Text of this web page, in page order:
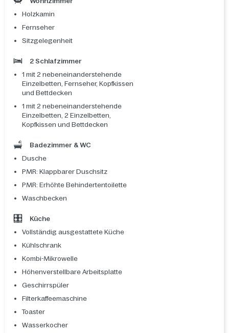
Holzkamin
Fernseher
Sitzgelegenheit
2 Schlafzimmer
1 mit 2 nebeneinanderstehende
Einzelbetten, Fernseher, Kopfkissen
und Bettdecken
1 mit 2 nebeneinanderstehende
Einzelbetten, 2 Einzelbetten,
Kopfkissen und Bettdecken
Badezimmer & WC
Dusche
PMR: Klappbarer Duschsitz
PMR: Erhöhte Behindertentoilette
Waschbecken
Küche
Vollständig ausgestattete Küche
Kühlschrank
Kombi-Mikrowelle
Höhenverstellbare Arbeitsplatte
Geschirrspüler
Filterkaffeemaschine
Toaster
Wasserkocher